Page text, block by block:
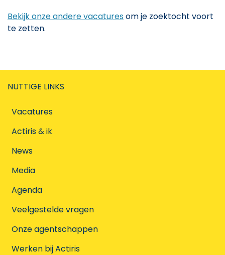
Bekijk onze andere vacaturesom je zoektocht voort
te zetten.
NUTTIGE LINKS
Vacatures
Actiris & ik
News
Media
Agenda
Veelgestelde vragen
Onze agentschappen
Werken bij Actiris